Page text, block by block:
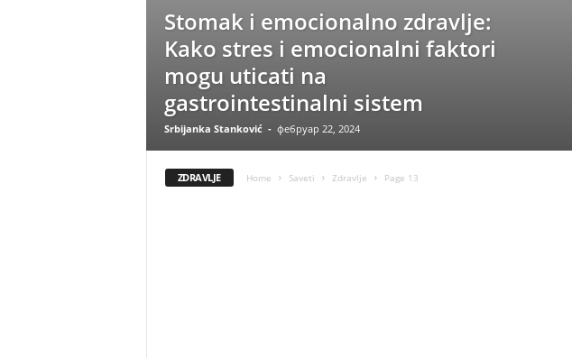
Stomak i emocionalno zdravlje:
Kako stres i emocionalni faktori
mogu uticati na
gastrointestinalni sistem
Srbijanka Stanković - фебруар 22, 2024
ZDRAVLJE Home Saveti Zdravlje Page 13